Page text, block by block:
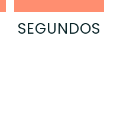
SEGUNDOS